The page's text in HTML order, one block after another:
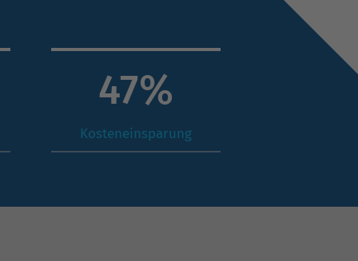
65%
Kosteneinsparung